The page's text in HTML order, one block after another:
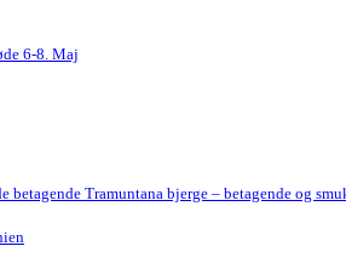
6-8. Maj
Tramuntana bjerge – betagende og